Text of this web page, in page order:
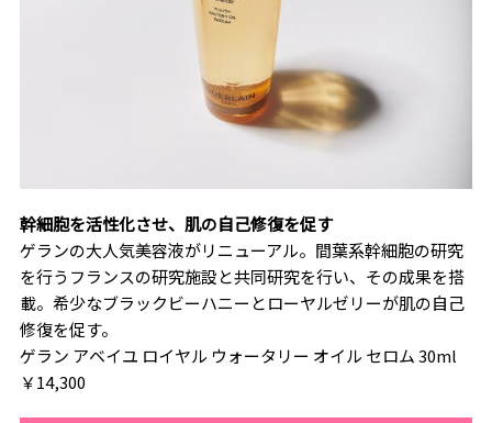
幹細胞を活性化させ、肌の自己修復を促す
ゲランの大人気美容液がリニューアル。間葉系幹細胞の研究
を行うフランスの研究施設と共同研究を行い、その成果を搭
載。希少なブラックビーハニーとローヤルゼリーが肌の自己
修復を促す。
ゲラン アベイユ ロイヤル ウォータリー オイル セロム 30ml
￥14,300